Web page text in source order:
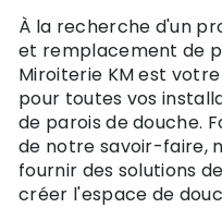
À la recherche d'un
et remplacement de
Miroiterie KM est
pour toutes vos
de parois de douche.
de notre savoir-faire,
fournir des solutions
créer l'espace de